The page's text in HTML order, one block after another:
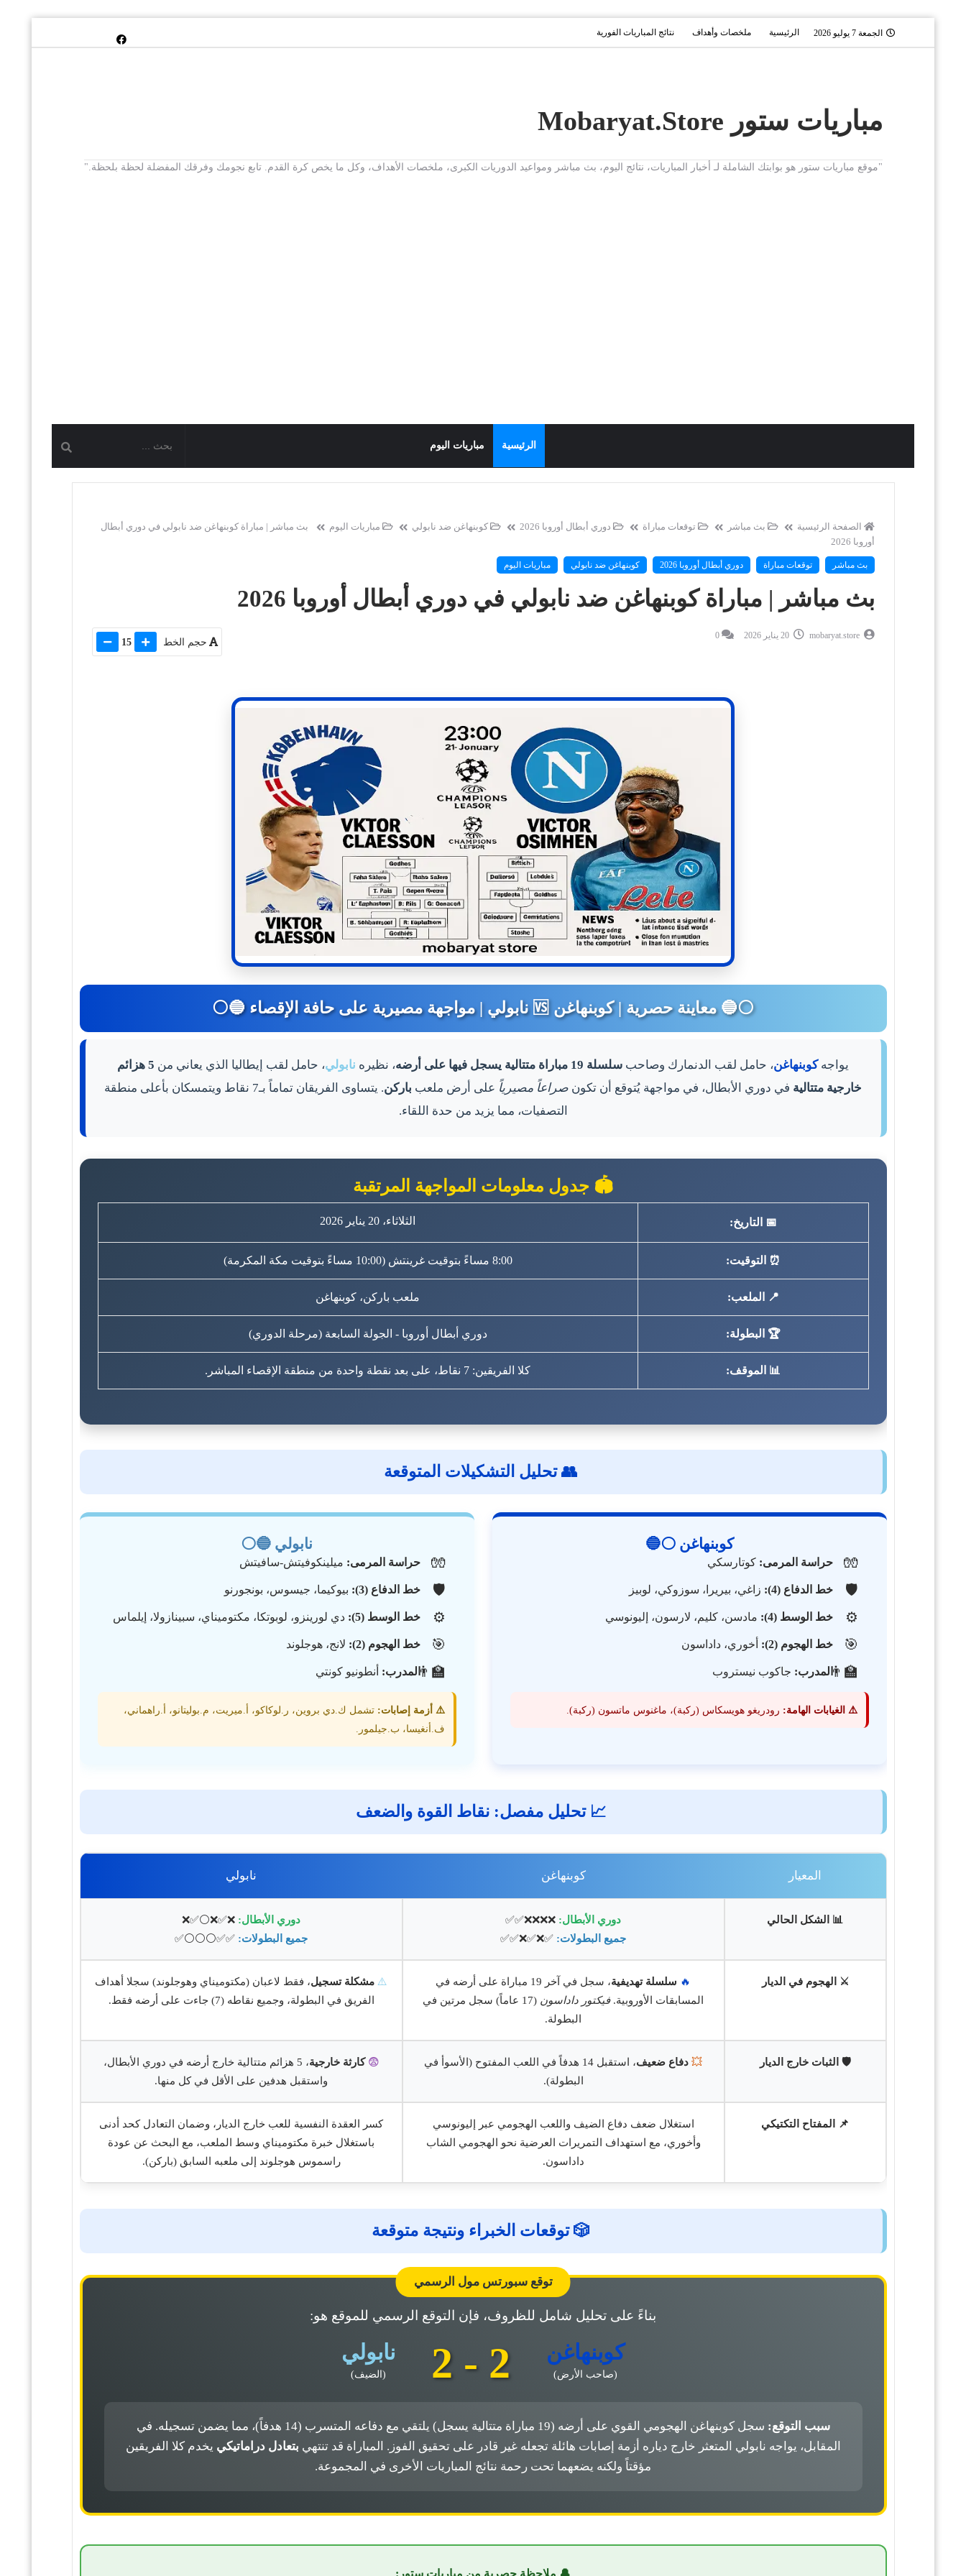
الجمعة 7 يوليو 2026 الرئيسية ملخصات وأهداف نتائج المباريات الفورية
مباريات ستور Mobaryat.Store
"موقع مباريات ستور هو بوابتك الشاملة لـ أخبار المباريات، نتائج اليوم، بث مباشر ومواعيد الدوريات الكبرى، ملخصات الأهداف، وكل ما يخص كرة القدم. تابع نجومك وفرقك المفضلة لحظة بلحظة."
الرئيسية مباريات اليوم
الصفحة الرئيسية بث مباشر توقعات مباراة دوري أبطال أوروبا 2026 كوبنهاغن ضد نابولي مباريات اليوم
بث مباشر | مباراة كوبنهاغن ضد نابولي في دوري أبطال
أوروبا 2026
بث مباشر توقعات مباراة دوري أبطال أوروبا 2026 كوبنهاغن ضد نابولي مباريات اليوم
بث مباشر | مباراة كوبنهاغن ضد نابولي في دوري أبطال أوروبا 2026
mobaryat.store 20 يناير 2026 0
حجم الخط 15
⚪🔵 معاينة حصرية | كوبنهاغن 🆚 نابولي | مواجهة مصيرية على حافة الإقصاء 🔵⚪
يواجهكوبنهاغن، حامل لقب الدنمارك وصاحب سلسلة 19 مباراة متتالية يسجل فيها على أرضه ، نظيره نابولي، حامل لقب إيطاليا الذي يعاني من
5 هزائم
خارجية متتالية في دوري الأبطال، في مواجهة يُتوقع أن تكون صراعاً مصيرياً على أرض ملعب باركن
. يتساوى الفريقان تماماً بـ7 نقاط ويتمسكان بأعلى منطقة
التصفيات، مما يزيد من حدة اللقاء.
🏟️ جدول معلومات المواجهة المرتقبة
📅 التاريخ: الثلاثاء، 20 يناير 2026
⏰ التوقيت: 8:00 مساءً بتوقيت غرينتش (10:00 مساءً بتوقيت مكة المكرمة)
📍 الملعب: ملعب باركن، كوبنهاغن
🏆 البطولة: دوري أبطال أوروبا - الجولة السابعة (مرحلة الدوري)
📊 الموقف: كلا الفريقين: 7 نقاط، على بعد نقطة واحدة من منطقة الإقصاء المباشر.
👥 تحليل التشكيلات المتوقعة
كوبنهاغن ⚪🔵
🧤 حراسة المرمى: كوتارسكي
🛡️ خط الدفاع (4): زاغي، بيريرا، سوزوكي، لوبيز
⚙️ خط الوسط (4): مادسن، كليم، لارسون، إليونوسي
🎯 خط الهجوم (2): أخوري، داداسون
👨‍🏫المدرب: جاكوب نيستروب
⚠️ الغيابات الهامة: رودريغو هويسكاس (ركبة)، ماغنوس ماتسون (ركبة).
نابولي 🔵⚪
🧤 حراسة المرمى: ميلينكوفيتش-سافيتش
🛡️ خط الدفاع (3): بيوكيما، جيسوس، بونجورنو
⚙️ خط الوسط (5): دي لورينزو، لوبوتكا، مكتوميناي، سبينازولا، إيلماس
🎯 خط الهجوم (2): لانج، هوجلوند
👨‍🏫المدرب: أنطونيو كونتي
⚠️ أزمة إصابات: تشمل ك.دي بروين، ر.لوكاكو، أ.ميريت، م.بوليتانو، أ.راهماني،
ف.أنغيسا، ب.جيلمور.
📈 تحليل مفصل: نقاط القوة والضعف
المعيار كوبنهاغن نابولي
📊 الشكل الحالي دوري الأبطال: ❌❌❌❌✅✅
جميع البطولات: ✅❌✅❌✅✅
دوري الأبطال: ❌✅❌⚪✅❌
جميع البطولات: ✅✅⚪⚪⚪✅
⚔️ الهجوم في الديار 🔥 سلسلة تهديفية
، سجل في آخر 19 مباراة على أرضه في
المسابقات الأوروبية.فيكتور داداسون
(17 عاماً) سجل مرتين في
البطولة.
⚠️ مشكلة تسجيل، فقط لاعبان (مكتوميناي وهوجلوند) سجلا أهداف
الفريق في البطولة، وجميع نقاطه (7) جاءت على أرضه فقط.
🛡️ الثبات خارج الديار 💥 دفاع ضعيف
، استقبل 14 هدفاً في اللعب المفتوح (الأسوأ في
البطولة).
😨 كارثة خارجية
، 5 هزائم متتالية خارج أرضه في دوري الأبطال،
واستقبل هدفين على الأقل في كل منها.
📌 المفتاح التكتيكي
استغلال ضعف دفاع الضيف واللعب الهجومي عبر إليونوسي
وأخوري، مع استهداف التمريرات العرضية نحو الهجومي الشاب
داداسون.
كسر العقدة النفسية للعب خارج الديار، وضمان التعادل كحد أدنى
باستغلال خبرة مكتوميناي وسط الملعب، مع البحث عن عودة
راسموس هوجلوند إلى ملعبه السابق (باركن).
🎲 توقعات الخبراء ونتيجة متوقعة
توقع سبورتس مول الرسمي
بناءً على تحليل شامل للظروف، فإن التوقع الرسمي للموقع هو:
كوبنهاغن
(صاحب الأرض) 2 - 2 نابولي
(الضيف)
سبب التوقع:
سجل كوبنهاغن الهجومي القوي على أرضه (19 مباراة متتالية يسجل) يلتقي مع دفاعه المتسرب (14 هدفاً)، مما يضمن تسجيله. في
المقابل، يواجه نابولي المتعثر خارج دياره أزمة إصابات هائلة تجعله غير قادر على تحقيق الفوز. المباراة قد تنتهي بتعادل دراماتيكي يخدم كلا الفريقين
مؤقتاً ولكنه يضعهما تحت رحمة نتائج المباريات الأخرى في المجموعة.
🔔 ملاحظة حصرية من مباريات ستور: